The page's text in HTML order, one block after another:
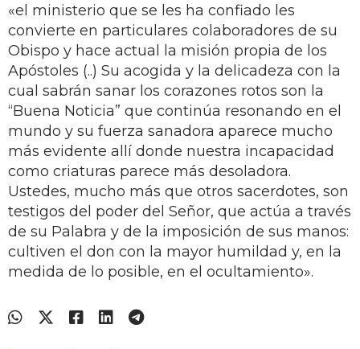
«el ministerio que se les ha confiado les
convierte en particulares colaboradores de su
Obispo y hace actual la misión propia de los
Apóstoles (..) Su acogida y la delicadeza con la
cual sabrán sanar los corazones rotos son la
“Buena Noticia” que continúa resonando en el
mundo y su fuerza sanadora aparece mucho
más evidente allí donde nuestra incapacidad
como criaturas parece más desoladora.
Ustedes, mucho más que otros sacerdotes, son
testigos del poder del Señor, que actúa a través
de su Palabra y de la imposición de sus manos:
cultiven el don con la mayor humildad y, en la
medida de lo posible, en el ocultamiento».